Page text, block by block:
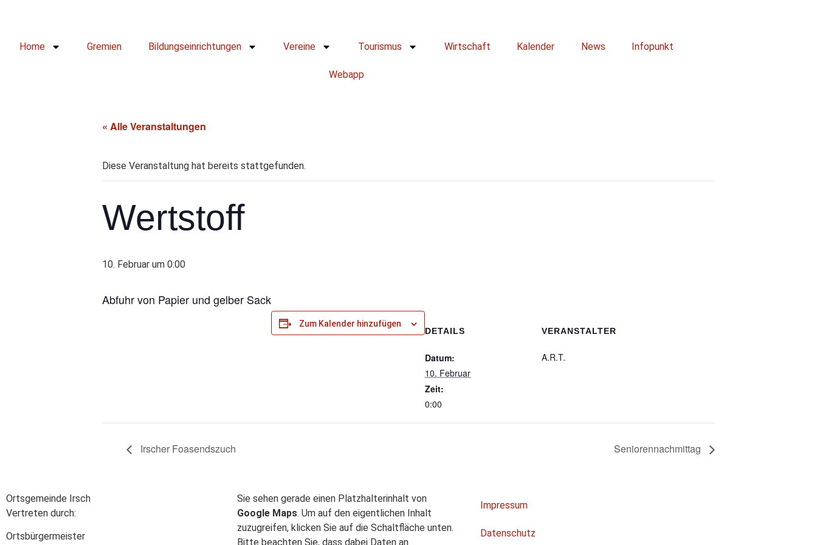
Home Gremien Bildungseinrichtungen Vereine Tourismus Wirtschaft Kalender News Infopunkt
Webapp
« Alle Veranstaltungen
Diese Veranstaltung hat bereits stattgefunden.
Wertstoff
10. Februar um 0:00
Abfuhr von Papier und gelber Sack
Zum Kalender hinzufügen
DETAILS
Datum:
10. Februar
Zeit:
0:00
VERANSTALTER
A.R.T.
Irscher Foasendszuch Seniorennachmittag
Ortsgemeinde Irsch
Vertreten durch:
Ortsbürgermeister
Sie sehen gerade einen Platzhalterinhalt von
Google Maps. Um auf den eigentlichen Inhalt
zuzugreifen, klicken Sie auf die Schaltfläche unten.
Bitte beachten Sie, dass dabei Daten an
Impressum
Datenschutz